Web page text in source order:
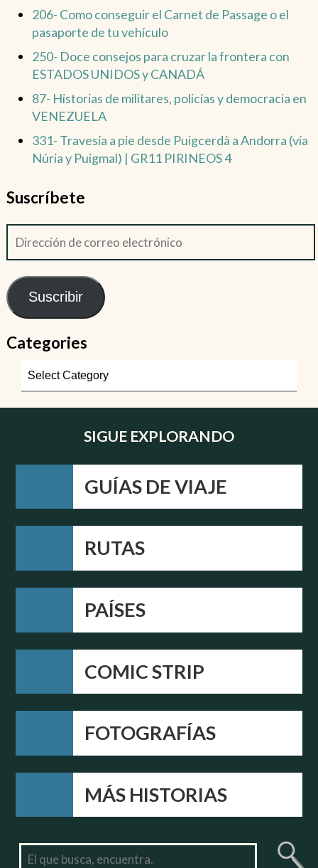
206- Como conseguir el Carnet de Passage o el
pasaporte de tu vehículo
250- Doce consejos para cruzar la frontera con
ESTADOS UNIDOS y CANADÁ
87- Historias de militares, policías y democracia en
VENEZUELA
331- Travesía a pie desde Puigcerdà a Andorra (vía
Núria y Puigmal) | GR11 PIRINEOS 4
Suscríbete
Suscribir
Categories
SIGUE EXPLORANDO
GUÍAS DE VIAJE
RUTAS
PAÍSES
COMIC STRIP
FOTOGRAFÍAS
MÁS HISTORIAS